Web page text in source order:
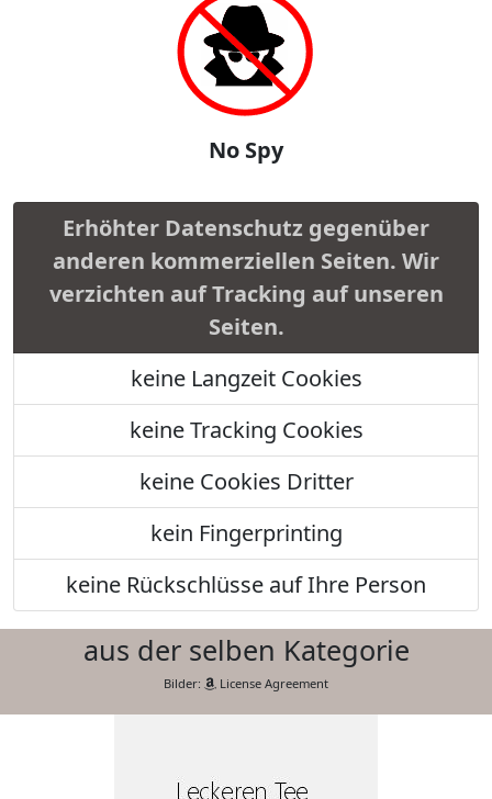
No Spy
Erhöhter Datenschutz gegenüber
anderen kommerziellen Seiten. Wir
verzichten auf Tracking auf unseren
Seiten.
keine Langzeit Cookies
keine Tracking Cookies
keine Cookies Dritter
kein Fingerprinting
keine Rückschlüsse auf Ihre Person
aus der selben Kategorie
Bilder: License Agreement